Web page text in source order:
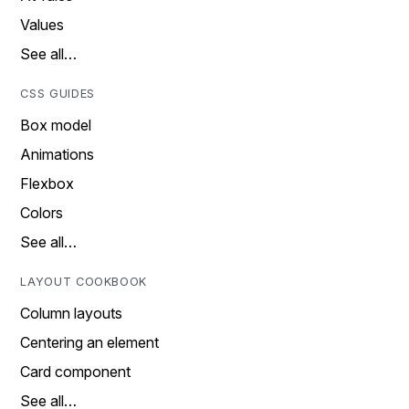
Values
See all…
CSS GUIDES
Box model
Animations
Flexbox
Colors
See all…
LAYOUT COOKBOOK
Column layouts
Centering an element
Card component
See all…